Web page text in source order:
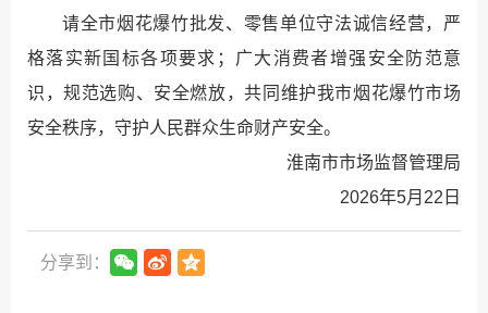
请全市烟花爆竹批发、零售单位守法诚信经营，严
格落实新国标各项要求；广大消费者增强安全防范意
识，规范选购、安全燃放，共同维护我市烟花爆竹市场
安全秩序，守护人民群众生命财产安全。
淮南市市场监督管理局
2026年5月22日
分享到：